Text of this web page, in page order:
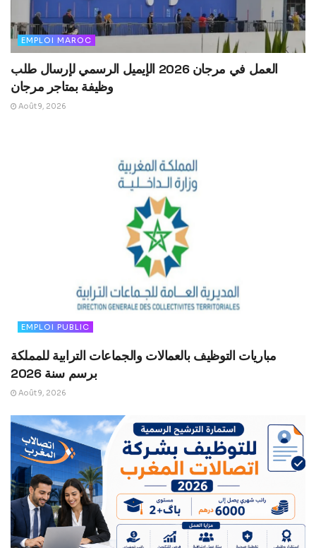
EMPLOI MAROC
العمل في مرجان 2026 الإيميل الرسمي لإرسال طلب
وظيفة بمتاجر مرجان
Août 9, 2026
EMPLOI PUBLIC
مباريات التوظيف بالعمالات والجماعات الترابية للمملكة
برسم سنة 2026
Août 9, 2026